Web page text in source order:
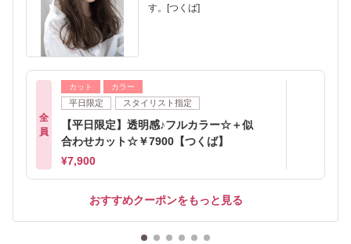
す。[つくば]
全
員
カット カラー
平日限定 スタイリスト指定
【平日限定】透明感♪フルカラー☆＋似
合わせカット☆￥7900【つくば】
¥7,900
おすすめクーポンをもっと見る